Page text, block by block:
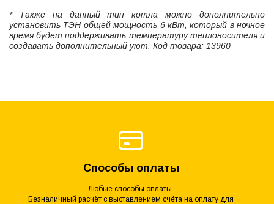
* Также на данный тип котла можно дополнительно
установить ТЭН общей мощность 6 кВт, который в ночное
время будет поддерживать температуру теплоносителя и
создавать дополнительный уют. Код товара: 13960
Способы оплаты
Любые способы оплаты.
Безналичный расчёт с выставлением счёта на оплату для